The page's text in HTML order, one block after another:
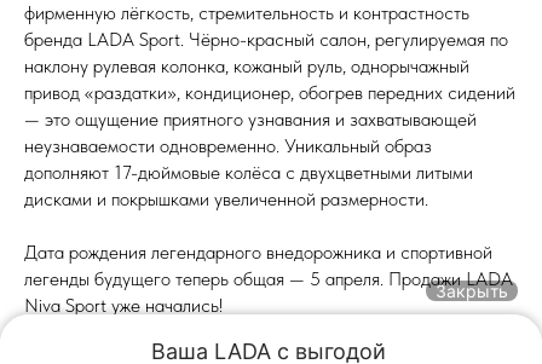
фирменную лёгкость, стремительность и контрастность
бренда LADA Sport. Чёрно-красный салон, регулируемая по
наклону рулевая колонка, кожаный руль, однорычажный
привод «раздатки», кондиционер, обогрев передних сидений
— это ощущение приятного узнавания и захватывающей
неузнаваемости одновременно. Уникальный образ
дополняют 17-дюймовые колёса с двухцветными литыми
дисками и покрышками увеличенной размерности.
Дата рождения легендарного внедорожника и спортивной
легенды будущего теперь общая — 5 апреля. Продажи LADA
Niva Sport уже начались!
Закрыть
Ваша LADA с выгодой